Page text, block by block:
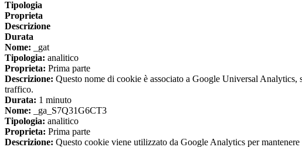
Tipologia
Proprieta
Descrizione
Durata
Nome: _gat
Tipologia: analitico
Proprieta: Prima parte
Descrizione: Questo nome di cookie è associato a Google Universal
traffico.
Durata: 1 minuto
Nome: _ga_S7Q31G6CT3
Tipologia: analitico
Proprieta: Prima parte
Descrizione: Questo cookie viene utilizzato da Google Analytics per mantenere